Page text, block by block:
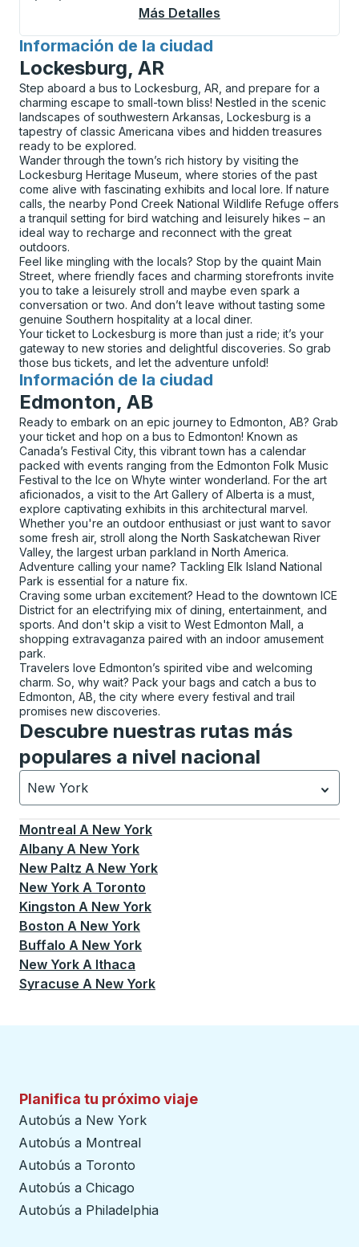
Más Detalles
Información de la ciudad
para
Lockesburg, AR
Step aboard a bus to Lockesburg, AR, and prepare for a
charming escape to small-town bliss! Nestled in the scenic
landscapes of southwestern Arkansas, Lockesburg is a
tapestry of classic Americana vibes and hidden treasures
ready to be explored.
Wander through the town’s rich history by visiting the
Lockesburg Heritage Museum, where stories of the past
come alive with fascinating exhibits and local lore. If nature
calls, the nearby Pond Creek National Wildlife Refuge offers
a tranquil setting for bird watching and leisurely hikes – an
ideal way to recharge and reconnect with the great
outdoors.
Feel like mingling with the locals? Stop by the quaint Main
Street, where friendly faces and charming storefronts invite
you to take a leisurely stroll and maybe even spark a
conversation or two. And don’t leave without tasting some
genuine Southern hospitality at a local diner.
Your ticket to Lockesburg is more than just a ride; it’s your
gateway to new stories and delightful discoveries. So grab
those bus tickets, and let the adventure unfold!
Información de la ciudad
para
Edmonton, AB
Ready to embark on an epic journey to Edmonton, AB? Grab
your ticket and hop on a bus to Edmonton! Known as
Canada’s Festival City, this vibrant town has a calendar
packed with events ranging from the Edmonton Folk Music
Festival to the Ice on Whyte winter wonderland. For the art
aficionados, a visit to the Art Gallery of Alberta is a must,
explore captivating exhibits in this architectural marvel.
Whether you're an outdoor enthusiast or just want to savor
some fresh air, stroll along the North Saskatchewan River
Valley, the largest urban parkland in North America.
Adventure calling your name? Tackling Elk Island National
Park is essential for a nature fix.
Craving some urban excitement? Head to the downtown ICE
District for an electrifying mix of dining, entertainment, and
sports. And don't skip a visit to West Edmonton Mall, a
shopping extravaganza paired with an indoor amusement
park.
Travelers love Edmonton’s spirited vibe and welcoming
charm. So, why wait? Pack your bags and catch a bus to
Edmonton, AB, the city where every festival and trail
promises new discoveries.
Descubre nuestras rutas más
populares a nivel nacional
New York
Currently selected: New York.La selección está
Montreal A New York
Albany A New York
New Paltz A New York
New York A Toronto
Kingston A New York
Boston A New York
Buffalo A New York
New York A Ithaca
Syracuse A New York
Planifica tu próximo viaje
Autobús a New York
Autobús a Montreal
Autobús a Toronto
Autobús a Chicago
Autobús a Philadelphia